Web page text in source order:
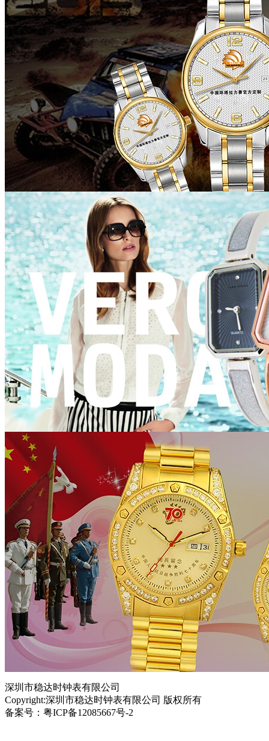
深圳市稳达时钟表有限公司
Copyright:深圳市稳达时钟表有限公司 版权所有
备案号：粤ICP备12085667号-2